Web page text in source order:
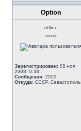
Option
offline
******
Зарегистрирован: 08 ноя,
2008, 0:38
Сообщения: 2502
Откуда: СССР, Севастополь.